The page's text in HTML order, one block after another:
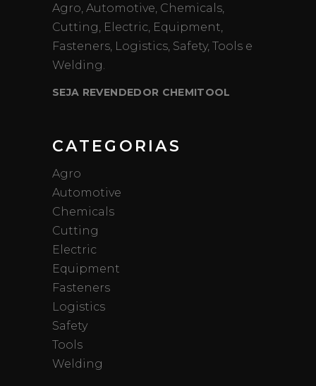
Agro, Automotive, Chemicals,
Cutting, Electric, Equipment,
Fasteners, Logistics, Safety, Tools e
Welding.
SEJA REVENDEDOR CHEMITOOL
CATEGORIAS
Agro
Automotive
Chemicals
Cutting
Electric
Equipment
Fasteners
Logistics
Safety
Tools
Welding